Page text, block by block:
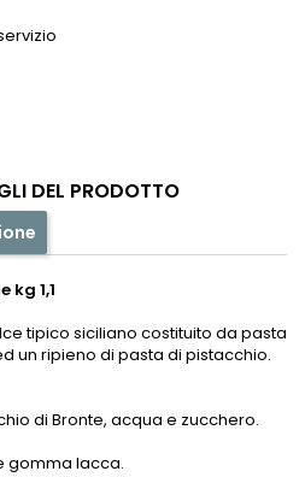
DEL PRODOTTO
kg 1,1
tipico siciliano costituito da pasta
un ripieno di pasta di pistacchio.
di Bronte, acqua e zucchero.
gomma lacca.